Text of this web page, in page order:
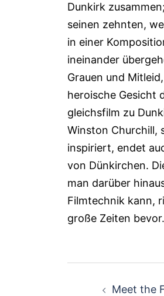
Dunkirk
seinen zehnten,
in einer
ineinander
Grauen und
heroische Gesicht
gleichs­film zu
Winston Churchill,
inspiriert, endet
von Dünkirchen.
man darüber
Filmtechnik kann,
große Zeiten
Meet the